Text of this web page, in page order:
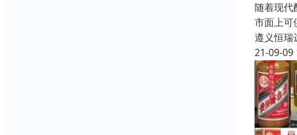
随着现代
市面上可
遵义恒瑞
21-09-09